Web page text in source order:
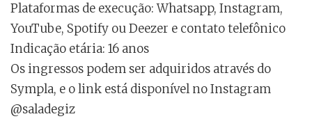
Plataformas de execução: Whatsapp, Instagram,
YouTube, Spotify ou Deezer e contato telefônico
Indicação etária: 16 anos
Os ingressos podem ser adquiridos através do
Sympla, e o link está disponível no Instagram
@saladegiz